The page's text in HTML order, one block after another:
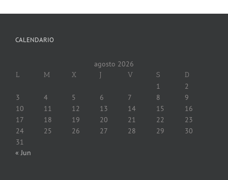
CALENDARIO
agosto 2026
L M X J V S D
1
2
3
4 5 6 7 8
9
10
11 12 13 14 15
16
17
18 19 20 21 22
23
24
25 26 27 28 29
30
31
« Jun